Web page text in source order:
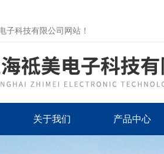
子科技有限公司网站！
关于我们 产品中心